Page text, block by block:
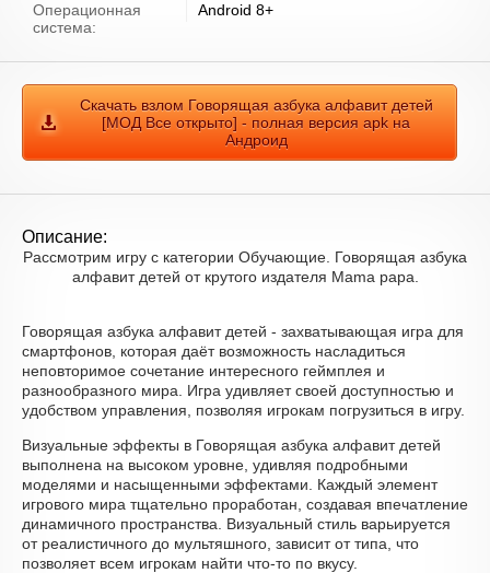
Операционная
система:
Android 8+
Скачать взлом Говорящая азбука алфавит детей
[МОД Все открыто] - полная версия apk на
Андроид
Описание:
Рассмотрим игру с категории Обучающие. Говорящая азбука
алфавит детей от крутого издателя Mama papa.
Говорящая азбука алфавит детей - захватывающая игра для
смартфонов, которая даёт возможность насладиться
неповторимое сочетание интересного геймплея и
разнообразного мира. Игра удивляет своей доступностью и
удобством управления, позволяя игрокам погрузиться в игру.
Визуальные эффекты в Говорящая азбука алфавит детей
выполнена на высоком уровне, удивляя подробными
моделями и насыщенными эффектами. Каждый элемент
игрового мира тщательно проработан, создавая впечатление
динамичного пространства. Визуальный стиль варьируется
от реалистичного до мультяшного, зависит от типа, что
позволяет всем игрокам найти что-то по вкусу.